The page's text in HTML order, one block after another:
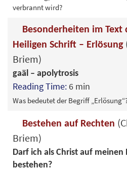
verbrannt wird?
Besonderheiten im Text
Heiligen Schrift – Erlösung
Briem)
gaäl – apolytrosis
Reading Time: 6 min
Was bedeutet der Begriff
Bestehen auf Rechten
Briem)
Darf ich als Christ auf meinen
bestehen?